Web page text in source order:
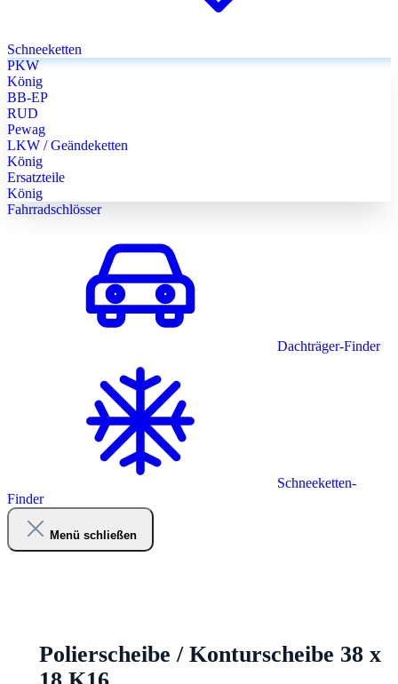
Schneeketten
PKW
König
BB-EP
RUD
Pewag
LKW / Geändeketten
König
Ersatzteile
König
Fahrradschlösser
Dachträger-Finder
Schneeketten-
Finder
Menü schließen
Polierscheibe / Konturscheibe 38 x